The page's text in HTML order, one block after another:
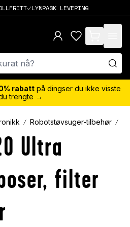
LYNRASK LEVERING
items in cart,
rabatt på dingser du ikke visste
trengte →
Robotstøvsuger-tilbehør
Ultra
filter